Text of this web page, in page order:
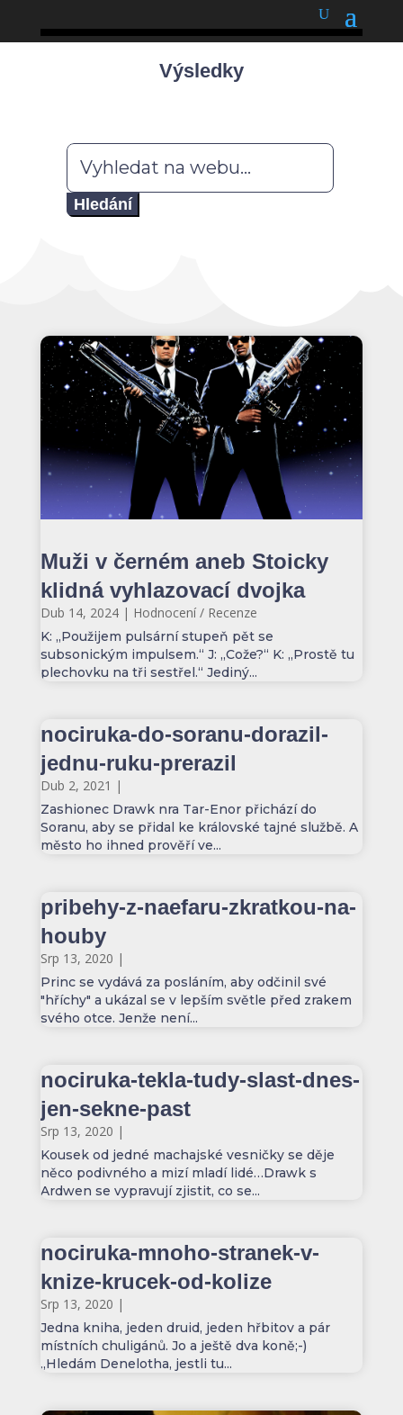
Výsledky
Hledat:
Muži v černém aneb Stoicky
klidná vyhlazovací dvojka
Dub 14, 2024| Hodnocení / Recenze
K: „Použijem pulsární stupeň pět se
subsonickým impulsem.“ J: „Cože?“ K: „Prostě tu
plechovku na tři sestřel.“ Jediný...
nociruka-do-soranu-dorazil-
jednu-ruku-prerazil
Dub 2, 2021 |
Zashionec Drawk nra Tar-Enor přichází do
Soranu, aby se přidal ke královské tajné službě. A
město ho ihned prověří ve...
pribehy-z-naefaru-zkratkou-na-
houby
Srp 13, 2020 |
Princ se vydává za posláním, aby odčinil své
"hříchy" a ukázal se v lepším světle před zrakem
svého otce. Jenže není...
nociruka-tekla-tudy-slast-dnes-
jen-sekne-past
Srp 13, 2020 |
Kousek od jedné machajské vesničky se děje
něco podivného a mizí mladí lidé…Drawk s
Ardwen se vypravují zjistit, co se...
nociruka-mnoho-stranek-v-
knize-krucek-od-kolize
Srp 13, 2020 |
Jedna kniha, jeden druid, jeden hřbitov a pár
místních chuligánů. Jo a ještě dva koně;-)
„Hledám Denelotha, jestli tu...